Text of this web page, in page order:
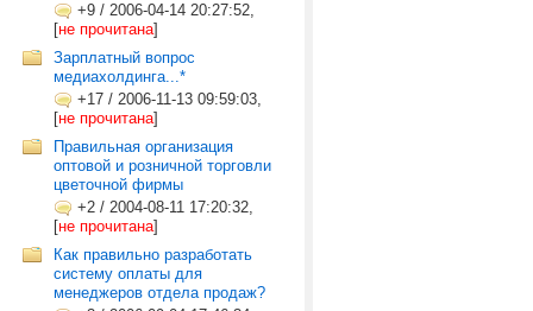
+9 / 2006-04-14 20:27:52,
[не прочитана]
Зарплатный вопрос
медиахолдинга...*
+17 / 2006-11-13 09:59:03,
[не прочитана]
Правильная организация
оптовой и розничной торговли
цветочной фирмы
+2 / 2004-08-11 17:20:32,
[не прочитана]
Как правильно разработать
систему оплаты для
менеджеров отдела продаж?